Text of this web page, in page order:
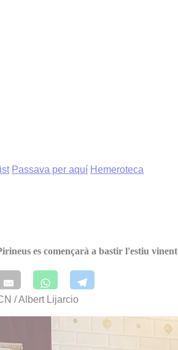
Passava per aquí Hemeroteca
es començarà a bastir l'estiu vinent
/ Albert Lijarcio